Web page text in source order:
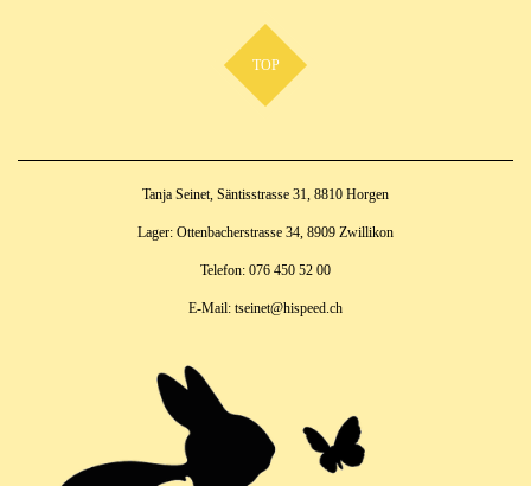
TOP
Tanja Seinet, Säntisstrasse 31, 8810 Horgen
Lager: Ottenbacherstrasse 34, 8909 Zwillikon
Telefon: 076 450 52 00
E-Mail: tseinet@hispeed.ch